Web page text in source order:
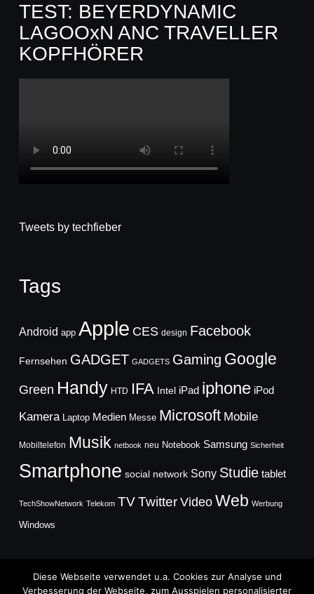
TEST: BEYERDYNAMIC
LAGOOxN ANC TRAVELLER
KOPFHÖRER
Tweets by techfieber
Tags
Android app Apple CES design Facebook
Fernsehen GADGET GADGETS Gaming Google
Green Handy HTD IFA Intel iPad iphone iPod
Kamera Laptop Medien Messe Microsoft Mobile
Mobiltelefon Musik netbook neu Notebook Samsung Sicherheit
Smartphone social network Sony Studie tablet
TechShowNetwork Telekom TVTwitter Video Web Werbung
Windows
Diese Webseite verwendet u.a. Cookies zur Analyse und
Verbesserung der Webseite, zum Ausspielen personalisierter